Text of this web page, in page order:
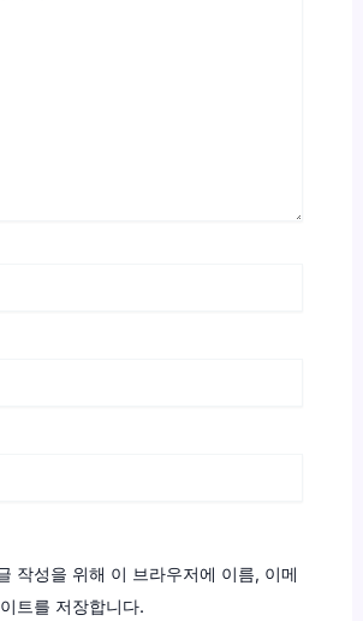
작성을 위해 이 브라우저에 이름, 이메
트를 저장합니다.